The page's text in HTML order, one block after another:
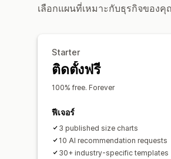
เลือกแผนที่เหมาะกับธุรกิจของ
Starter
ติดตั้งฟรี
100% free. Forever
ฟีเจอร์
3 published size charts
10 AI recommendation requests
30+ industry-specific templates